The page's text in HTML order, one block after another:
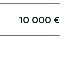
10 000 €